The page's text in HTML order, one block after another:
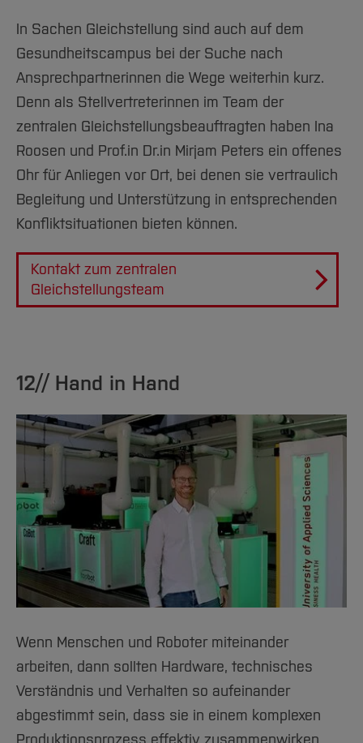
In Sachen Gleichstellung sind auch auf dem
Gesundheitscampus bei der Suche nach
Ansprechpartnerinnen die Wege weiterhin kurz.
Denn als Stellvertreterinnen im Team der
zentralen Gleichstellungsbeauftragten haben Ina
Roosen und Prof.in Dr.in Mirjam Peters ein offenes
Ohr für Anliegen vor Ort, bei denen sie vertraulich
Begleitung und Unterstützung in entsprechenden
Konfliktsituationen bieten können.
Kontakt zum zentralen
Gleichstellungsteam
12// Hand in Hand
Wenn Menschen und Roboter miteinander
arbeiten, dann sollten Hardware, technisches
Verständnis und Verhalten so aufeinander
abgestimmt sein, dass sie in einem komplexen